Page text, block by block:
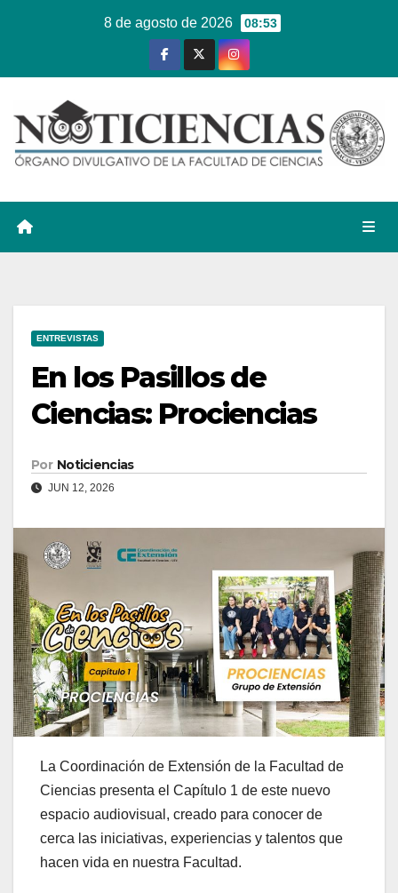
8 de agosto de 2026 08:53
ENTREVISTAS
En los Pasillos de
Ciencias: Prociencias
Por Noticiencias
JUN 12, 2026
La Coordinación de Extensión de la Facultad de
Ciencias presenta el Capítulo 1 de este nuevo
espacio audiovisual, creado para conocer de
cerca las iniciativas, experiencias y talentos que
hacen vida en nuestra Facultad.